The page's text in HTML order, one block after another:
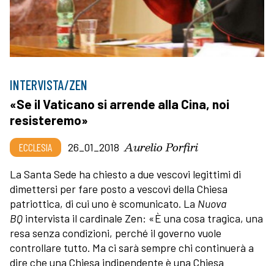
INTERVISTA/ZEN
«Se il Vaticano si arrende alla Cina, noi
resisteremo»
ECCLESIA 26_01_2018 Aurelio Porfiri
La Santa Sede ha chiesto a due vescovi legittimi di
dimettersi per fare posto a vescovi della Chiesa
patriottica, di cui uno è scomunicato. La Nuova
BQ intervista il cardinale Zen: «È una cosa tragica, una
resa senza condizioni, perché il governo vuole
controllare tutto. Ma ci sarà sempre chi continuerà a
dire che una Chiesa indipendente è una Chiesa